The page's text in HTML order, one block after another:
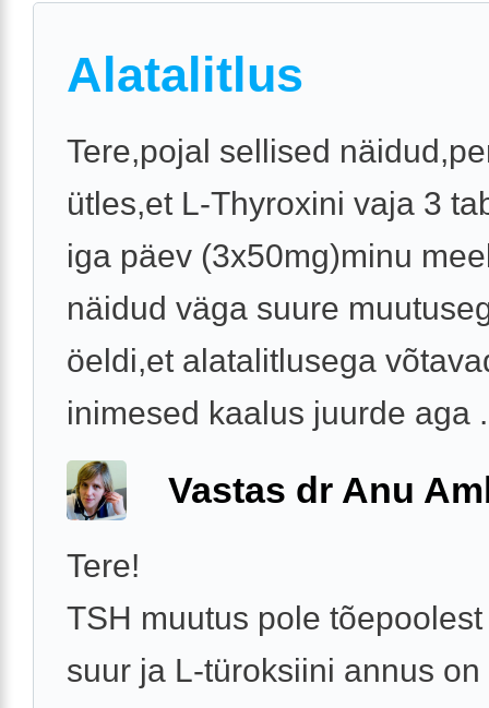
Alatalitlus
Tere,pojal sellised
ütles,et L-Thyroxini vaja 3
iga päev (3x50mg)minu
näidud väga suure
öeldi,et alatalitlusega
inimesed kaalus juurde aga
Vastas dr Anu
Tere!
TSH muutus pole
suur ja L-türoksiini annus on